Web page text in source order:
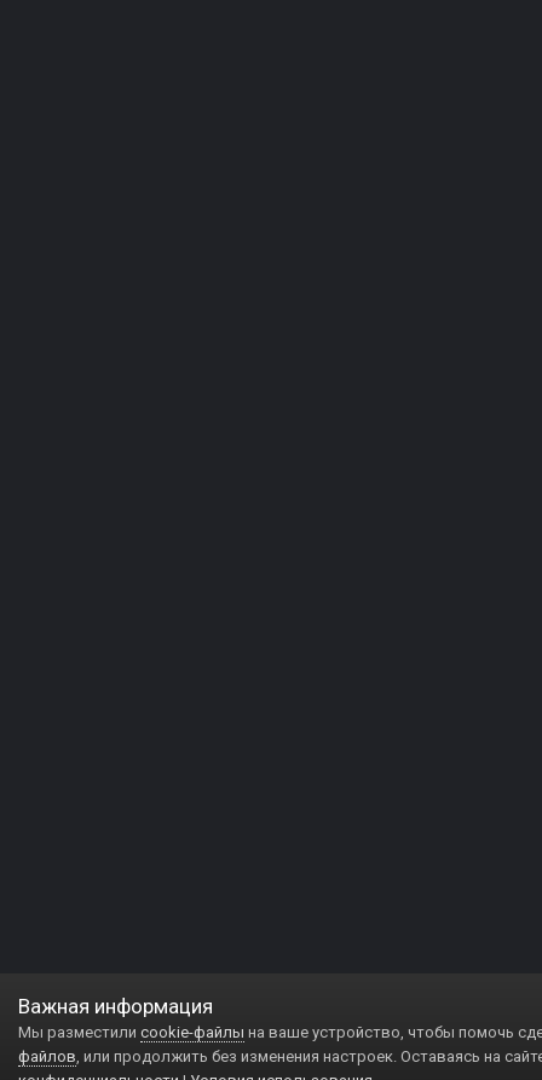
Важная информация
Мы разместили cookie-файлы на ваше устройство, чтобы помочь
файлов, или продолжить без изменения настроек. Оставаясь на